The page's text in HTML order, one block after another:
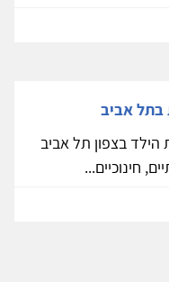
בתל אביב
הילד בצפון תל אביב
חינוכיים...